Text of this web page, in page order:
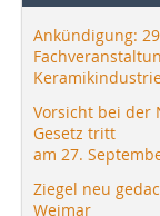
Ankündigung:
Vorsicht bei der
Gesetz tritt
am 27.
Ziegel neu
Weimar